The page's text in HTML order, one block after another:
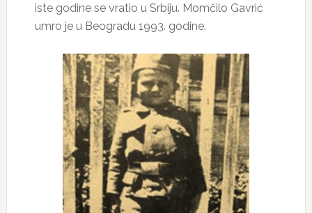
iste godine se vratio u Srbiju. Momčilo Gavrić
umro je u Beogradu 1993. godine.